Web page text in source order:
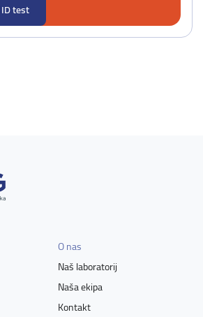
test
O nas
Naš laboratorij
Naša ekipa
Kontakt